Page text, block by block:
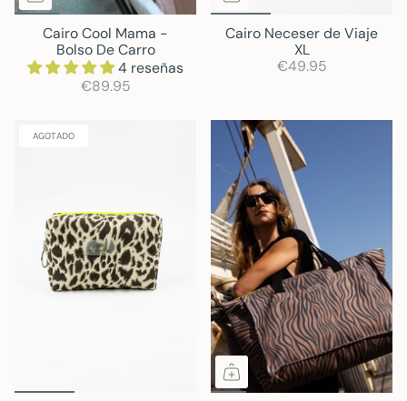
Cairo Cool Mama -
Bolso De Carro
4 reseñas
€89.95
Cairo Neceser de Viaje
XL
€49.95
AGOTADO